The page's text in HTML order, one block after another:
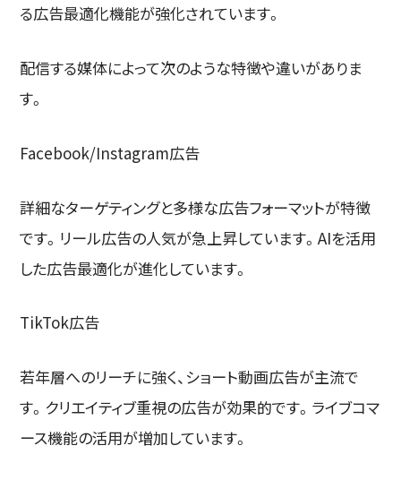
る広告最適化機能が強化されています。
配信する媒体によって次のような特徴や違いがありま
す。
Facebook/Instagram広告
詳細なターゲティングと多様な広告フォーマットが特徴
です。リール広告の人気が急上昇しています。AIを活用
した広告最適化が進化しています。
TikTok広告
若年層へのリーチに強く、ショート動画広告が主流で
す。クリエイティブ重視の広告が効果的です。ライブコマ
ース機能の活用が増加しています。